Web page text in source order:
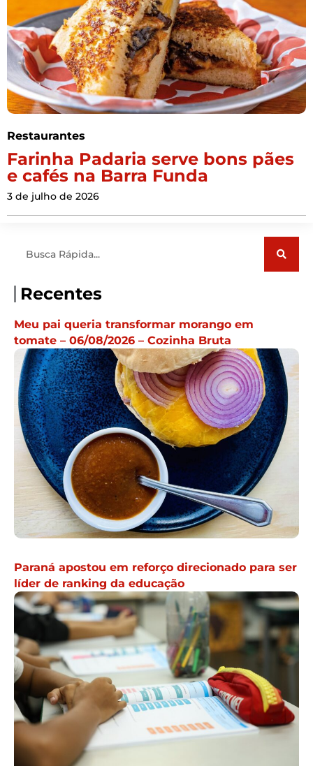
Restaurantes
Farinha Padaria serve bons pães
e cafés na Barra Funda
3 de julho de 2026
Recentes
Meu pai queria transformar morango em
tomate – 06/08/2026 – Cozinha Bruta
Paraná apostou em reforço direcionado para ser
líder de ranking da educação